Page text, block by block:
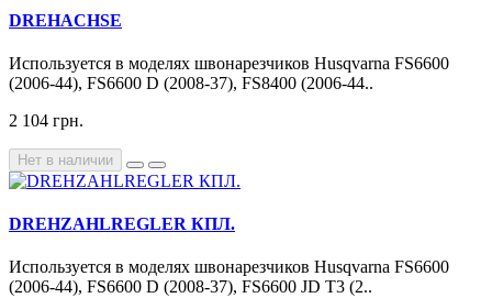
DREHACHSE
Используется в моделях швонарезчиков Husqvarna FS6600
(2006-44), FS6600 D (2008-37), FS8400 (2006-44..
2 104 грн.
Нет в наличии
DREHZAHLREGLER КПЛ.
Используется в моделях швонарезчиков Husqvarna FS6600
(2006-44), FS6600 D (2008-37), FS6600 JD T3 (2..